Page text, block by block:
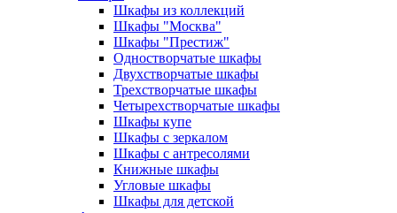
Шкафы из коллекций
Шкафы "Москва"
Шкафы "Престиж"
Одностворчатые шкафы
Двухстворчатые шкафы
Трехстворчатые шкафы
Четырехстворчатые шкафы
Шкафы купе
Шкафы с зеркалом
Шкафы с антресолями
Книжные шкафы
Угловые шкафы
Шкафы для детской